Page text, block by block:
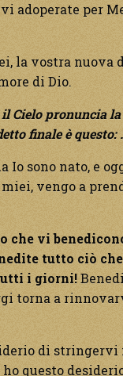
adoperate per
la vostra nuova
di Dio.
il Cielo pronuncia
finale è
Io sono nato, e
vengo a
vi
tutto ciò
i giorni!
torna a
di
questo